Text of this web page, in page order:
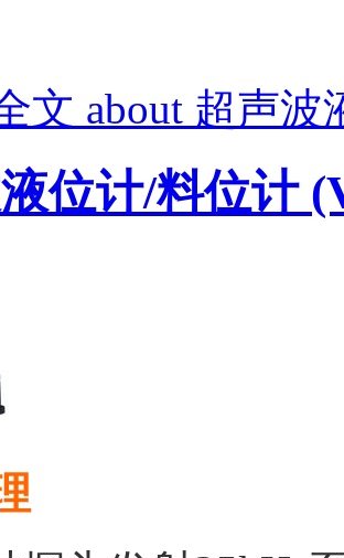
文 about 超声波
位计/料位计